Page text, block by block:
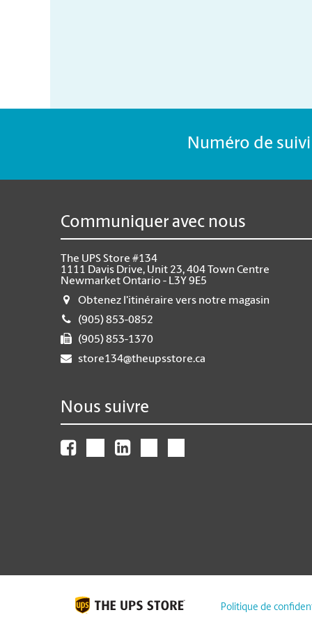
Numéro de suivi
Communiquer avec nous
The UPS Store #134
1111 Davis Drive, Unit 23, 404 Town Centre
Newmarket Ontario - L3Y 9E5
Obtenez l'itinéraire vers notre magasin
(905) 853-0852
(905) 853-1370
store134@theupsstore.ca
Nous suivre
Politique de